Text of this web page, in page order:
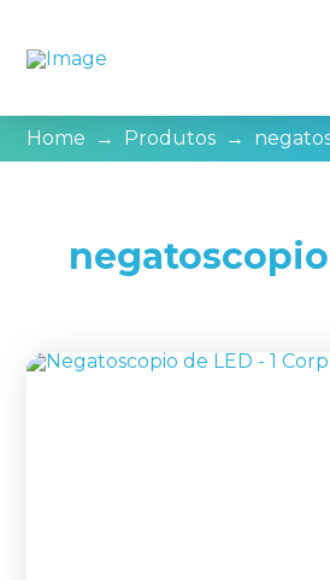
Home → Produtos →